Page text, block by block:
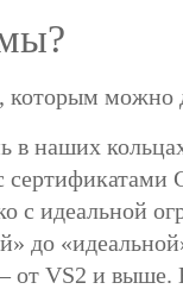
которым можно
в наших
с идеальной
до
от VS2 и выше.